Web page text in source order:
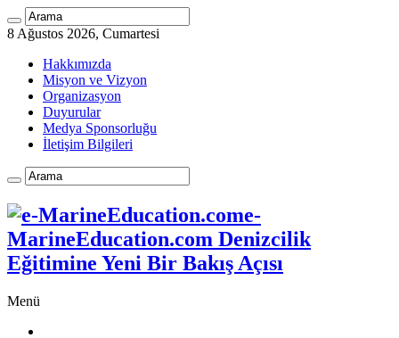
8 Ağustos 2026, Cumartesi
Hakkımızda
Misyon ve Vizyon
Organizasyon
Duyurular
Medya Sponsorluğu
İletişim Bilgileri
e-
MarineEducation.com Denizcilik
Eğitimine Yeni Bir Bakış Açısı
Menü